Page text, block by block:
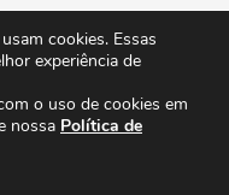
e Peças
cookies. Essas
experiência de
o uso de cookies em
nossa Política de